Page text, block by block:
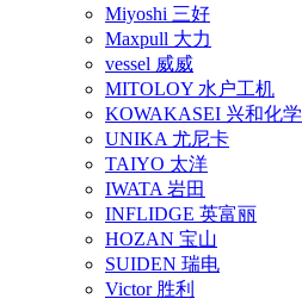
Miyoshi 三好
Maxpull 大力
vessel 威威
MITOLOY 水户工机
KOWAKASEI 兴和化学
UNIKA 尤尼卡
TAIYO 太洋
IWATA 岩田
INFLIDGE 英富丽
HOZAN 宝山
SUIDEN 瑞电
Victor 胜利